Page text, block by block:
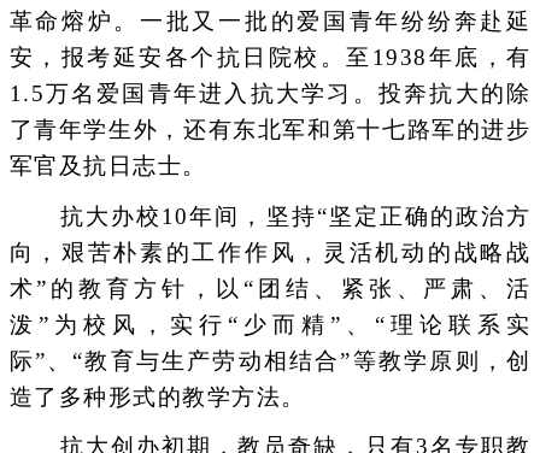
革命熔炉。一批又一批的爱国青年纷纷奔赴延
安，报考延安各个抗日院校。至1938年底，有
1.5万名爱国青年进入抗大学习。投奔抗大的除
了青年学生外，还有东北军和第十七路军的进步
军官及抗日志士。
抗大办校10年间，坚持“坚定正确的政治方
向，艰苦朴素的工作作风，灵活机动的战略战
术”的教育方针，以“团结、紧张、严肃、活
泼”为校风，实行“少而精”、“理论联系实
际”、“教育与生产劳动相结合”等教学原则，创
造了多种形式的教学方法。
抗大创办初期，教员奇缺，只有3名专职教